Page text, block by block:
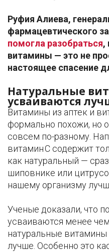
Руфия Алиева,
фармацевтического
помогла разобраться,
витамины — это не
настоящее спасение
Натуральные
усваиваются
Витамины из аптек и
формально похожи, но
совсем по-разному.
витамин С содержит
как натуральный —
шиповнике или
нашему организму
Ученые доказали, что
усваиваются менее
натуральные
лучше. Особенно это